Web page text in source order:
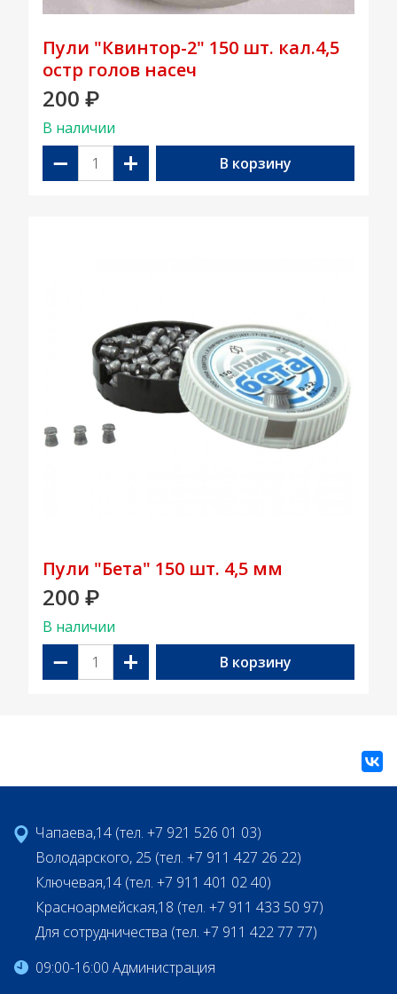
Пули "Квинтор-2" 150 шт. кал.4,5
остр голов насеч
200 ₽
В наличии
− + В корзину
Пули "Бета" 150 шт. 4,5 мм
200 ₽
В наличии
− + В корзину
Чапаева,14 (тел. +7 921 526 01 03)
Володарского, 25 (тел. +7 911 427 26 22)
Ключевая,14 (тел. +7 911 401 02 40)
Красноармейская,18 (тел. +7 911 433 50 97)
Для сотрудничества (тел. +7 911 422 77 77)
09:00-16:00 Администрация